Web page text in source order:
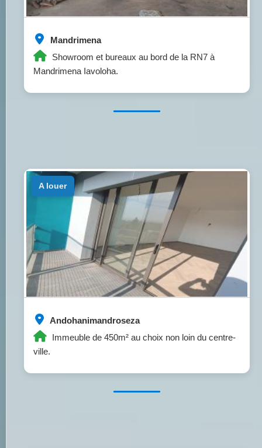
Mandrimena
Showroom et bureaux au bord de la RN7 à
Mandrimena Iavoloha.
Andohanimandroseza
Immeuble de 450m² au choix non loin du centre-
ville.
a louer